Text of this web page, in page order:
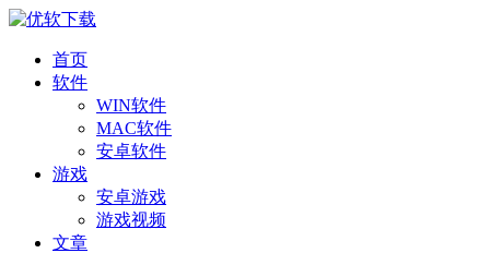
首页
软件
WIN软件
MAC软件
安卓软件
游戏
安卓游戏
游戏视频
文章